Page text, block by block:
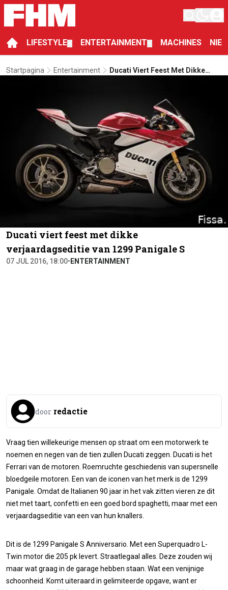
LIFESTYLE ENTERTAINMENT MACHINES
Startpagina Entertainment
Ducati Viert Feest Met Dikke
Ducati viert feest met dikke
verjaardagseditie van 1299 Panigale S
07 JUL 2016, 18:00• ENTERTAINMENT
door redactie
Vraag tien willekeurige mensen op straat om een motorwerk te
noemen en negen van de tien zullen Ducati zeggen. Ducati is het
Ferrari van de motoren. Roemruchte geschiedenis van supersnelle
bloedgeile motoren. Een van de iconen van het merk is de 1299
Panigale. Omdat de Italianen 90 jaar in het vak zitten vieren ze dit
niet met taart, confetti en een goed bord spaghetti, maar met een
verjaardagseditie van een van hun knallers.
Dit is de 1299 Panigale S Anniversario. Met een Superquadro L-
Twin motor die 205 pk levert. Straatlegaal alles. Deze zouden wij
maar wat graag in de garage hebben staan. Wat een venijnige
schoonheid. Komt uiteraard in gelimiteerde opgave, want er